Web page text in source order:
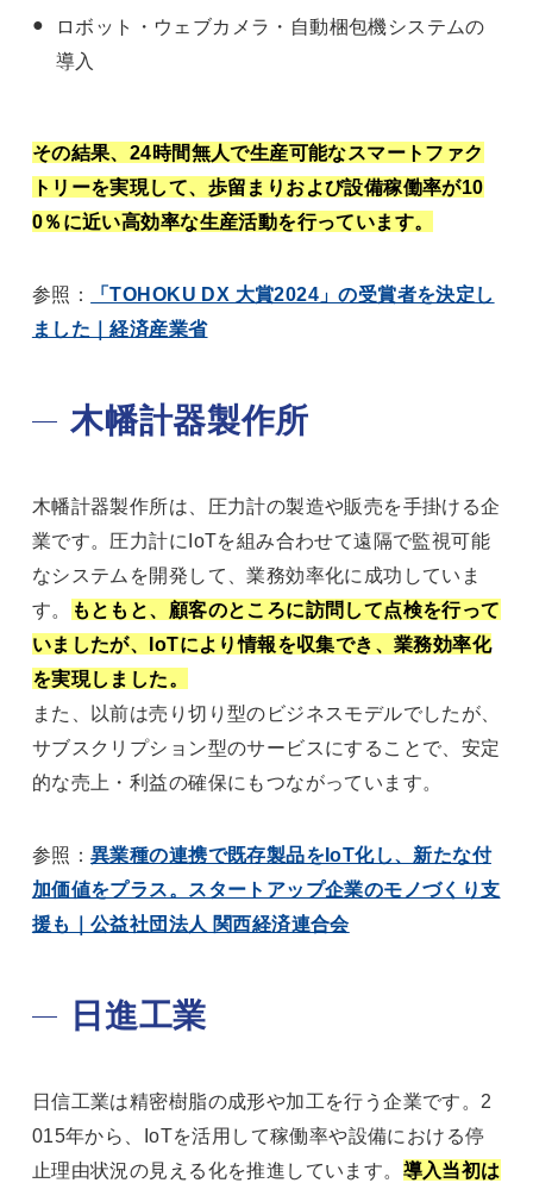
ロボット・ウェブカメラ・自動梱包機システムの
導入
その結果、24時間無人で生産可能なスマートファク
トリーを実現して、歩留まりおよび設備稼働率が10
0％に近い高効率な生産活動を行っています。
参照：
「TOHOKU DX 大賞2024」の受賞者を決定し
ました｜経済産業省
木幡計器製作所
木幡計器製作所は、圧力計の製造や販売を手掛ける企
業です。圧力計にIoTを組み合わせて遠隔で監視可能
なシステムを開発して、業務効率化に成功していま
す。
もともと、顧客のところに訪問して点検を行って
いましたが、IoTにより情報を収集でき、業務効率化
を実現しました。
また、以前は売り切り型のビジネスモデルでしたが、
サブスクリプション型のサービスにすることで、安定
的な売上・利益の確保にもつながっています。
参照：異業種の連携で既存製品をIoT化し、新たな付
加価値をプラス。スタートアップ企業のモノづくり支
援も｜公益社団法人 関西経済連合会
日進工業
日信工業は精密樹脂の成形や加工を行う企業です。2
015年から、IoTを活用して稼働率や設備における停
止理由状況の見える化を推進しています。 導入当初は